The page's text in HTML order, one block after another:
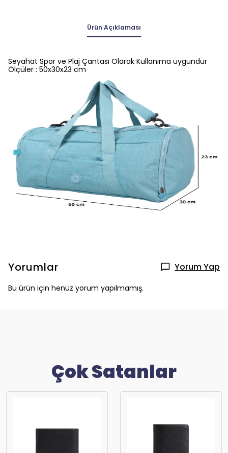
Ürün Açıklaması
Seyahat Spor ve Plaj Çantası Olarak Kullanıma uygundur
Ölçüler : 50x30x23 cm
Yorumlar Yorum Yap
Bu ürün için henüz yorum yapılmamış.
Çok Satanlar